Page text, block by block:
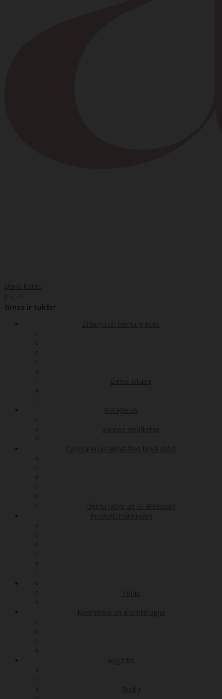
Mans konts
Grozs ir tukšs!
Zīdaiņu un bērnu preces
Bērnu istaba
Rotaļlietas
Vannas rotaļlietas
Ceļošana un aktivitātes brīvā dabā
Bērnu ratiņi un to aksesuāri
Produkti māmiņām
Tējas
Kosmētika un aromterapija
Apģērbs
Bodiji